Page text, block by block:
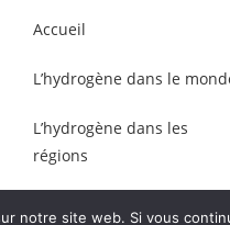
Accueil
L’hydrogène dans le
L’hydrogène dans les
régions
notre site web. Si vous